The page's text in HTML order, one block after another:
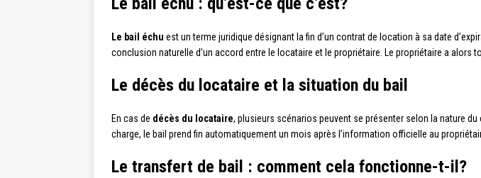
Le bail échu est un terme juridique désignant la fin d’un contrat de location à sa date
conclusion naturelle d’un accord entre le locataire et le propriétaire. Le propriétaire a
Le décès du locataire et la situation du bail
En cas de décès du locataire, plusieurs scénarios peuvent se présenter selon la nature
charge, le bail prend fin automatiquement un mois après l’information officielle au
Le transfert de bail : comment cela fonctionne-t-il?